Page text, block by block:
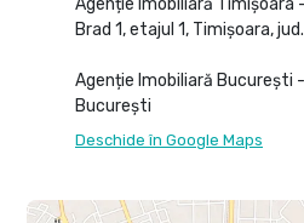
Brad 1, etajul 1, Timișoara,
Agenție Imobiliară București
București
Deschide în Google Maps